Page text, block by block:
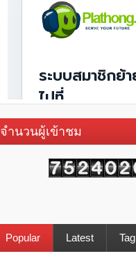
จำนวนผู้เข้าชม
Popular Latest Tag